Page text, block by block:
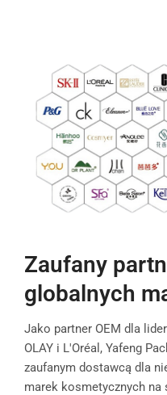
Zaufany
globalnych
Jako partner OEM dla
OLAY i L'Oréal, Yafeng
zaufanym dostawcą dla
marek kosmetycznych na